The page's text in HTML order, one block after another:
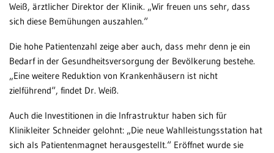
Weiß, ärztlicher Direktor der Klinik. „Wir freuen uns sehr, dass
sich diese Bemühungen auszahlen.“
Die hohe Patientenzahl zeige aber auch, dass mehr denn je ein
Bedarf in der Gesundheitsversorgung der Bevölkerung bestehe.
„Eine weitere Reduktion von Krankenhäusern ist nicht
zielführend“, findet Dr. Weiß.
Auch die Investitionen in die Infrastruktur haben sich für
Klinikleiter Schneider gelohnt: „Die neue Wahlleistungsstation hat
sich als Patientenmagnet herausgestellt.“ Eröffnet wurde sie